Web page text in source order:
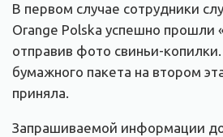
В первом случае сотрудники
Orange Polska успешно прошли
отправив фото свиньи-
бумажного пакета на втором
приняла.
Запрашиваемой информации